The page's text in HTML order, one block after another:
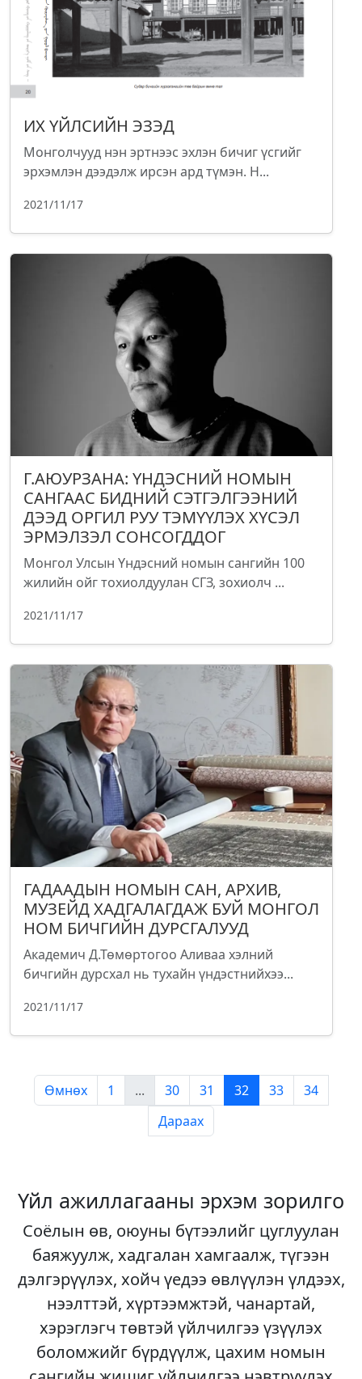
ИХ ҮЙЛСИЙН ЭЗЭД
Монголчууд нэн эртнээс эхлэн бичиг үсгийг
эрхэмлэн дээдэлж ирсэн ард түмэн. Н...
2021/11/17
Г.АЮУРЗАНА: ҮНДЭСНИЙ НОМЫН
САНГААС БИДНИЙ СЭТГЭЛГЭЭНИЙ
ДЭЭД ОРГИЛ РУУ ТЭМҮҮЛЭХ ХҮСЭЛ
ЭРМЭЛЗЭЛ СОНСОГДДОГ
Монгол Улсын Үндэсний номын сангийн 100
жилийн ойг тохиолдуулан СГЗ, зохиолч ...
2021/11/17
ГАДААДЫН НОМЫН САН, АРХИВ,
МУЗЕЙД ХАДГАЛАГДАЖ БУЙ МОНГОЛ
НОМ БИЧГИЙН ДУРСГАЛУУД
Академич Д.Төмөртогоо Аливаа хэлний
бичгийн дурсхал нь тухайн үндэстнийхээ...
2021/11/17
Өмнөх 1 ... 30 31 32 33
34
Дараах
Үйл ажиллагааны эрхэм зорилго
Соёлын өв, оюуны бүтээлийг цуглуулан
баяжуулж, хадгалан хамгаалж, түгээн
дэлгэрүүлэх, хойч үедээ өвлүүлэн үлдээх,
нээлттэй, хүртээмжтэй, чанартай,
хэрэглэгч төвтэй үйлчилгээ үзүүлэх
боломжийг бүрдүүлж, цахим номын